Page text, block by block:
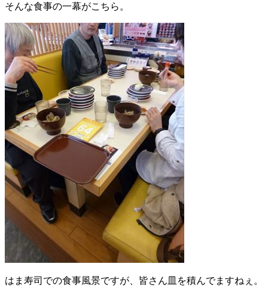
そんな食事の一幕がこちら。
はま寿司での食事風景ですが、皆さん皿を積んでますねぇ。